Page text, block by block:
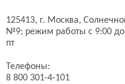
125413, г. Москва,
№9; режим работы с 9:00
пт
Телефоны:
8 800 301-4-101